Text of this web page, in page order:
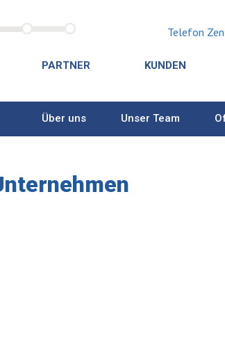
Telefon
PARTNER KUNDEN
Über uns Unser Team